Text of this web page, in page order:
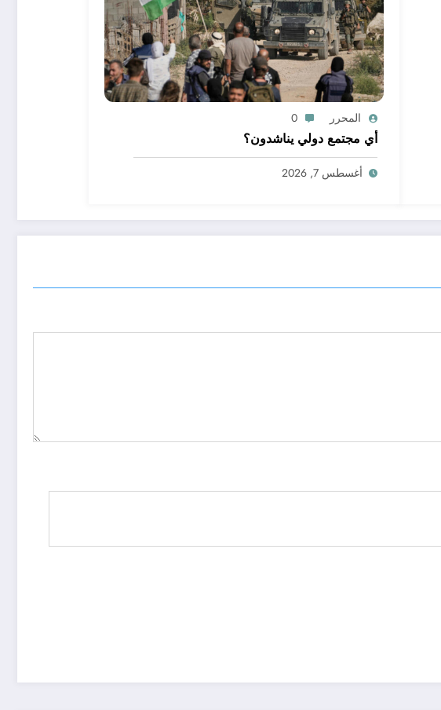
المحرر 0
أي مجتمع دولي يناشدون؟
أغسطس 7, 2026